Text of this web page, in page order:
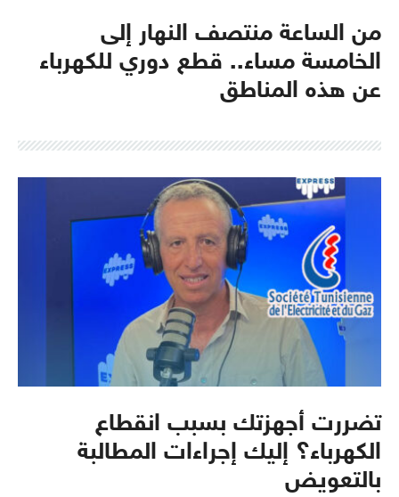
من الساعة منتصف النهار إلى
الخامسة مساء.. قطع دوري للكهرباء
عن هذه المناطق
تضررت أجهزتك بسبب انقطاع
الكهرباء؟ إليك إجراءات المطالبة
بالتعويض